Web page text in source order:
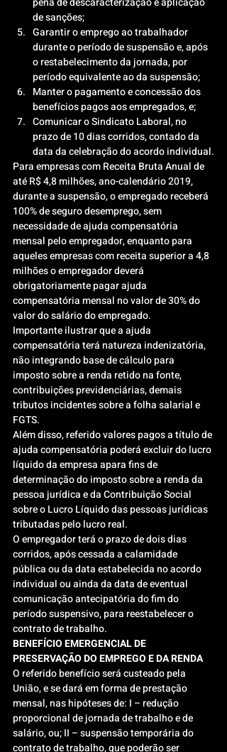
de sanções;
Garantir o emprego ao trabalhador
durante o período de suspensão e, após
o restabelecimento da jornada, por
período equivalente ao da suspensão;
Manter o pagamento e concessão dos
benefícios pagos aos empregados, e;
Comunicar o Sindicato Laboral, no
prazo de 10 dias corridos, contado da
data da celebração do acordo individual.
Para empresas com Receita Bruta Anual de
até R$ 4,8 milhões, ano-calendário 2019,
durante a suspensão, o empregado receberá
100% de seguro desemprego, sem
necessidade de ajuda compensatória
mensal pelo empregador, enquanto para
aqueles empresas com receita superior a 4,8
milhões o empregador deverá
obrigatoriamente pagar ajuda
compensatória mensal no valor de 30% do
valor do salário do empregado.
Importante ilustrar que a ajuda
compensatória terá natureza indenizatória,
não integrando base de cálculo para
imposto sobre a renda retido na fonte,
contribuições previdenciárias, demais
tributos incidentes sobre a folha salarial e
FGTS.
Além disso, referido valores pagos a título de
ajuda compensatória poderá excluir do lucro
líquido da empresa apara fins de
determinação do imposto sobre a renda da
pessoa jurídica e da Contribuição Social
sobre o Lucro Líquido das pessoas jurídicas
tributadas pelo lucro real.
O empregador terá o prazo de dois dias
corridos, após cessada a calamidade
pública ou da data estabelecida no acordo
individual ou ainda da data de eventual
comunicação antecipatória do fim do
período suspensivo, para reestabelecer o
contrato de trabalho.
BENEFÍCIO EMERGENCIAL DE
PRESERVAÇÃO DO EMPREGO E DA RENDA
O referido benefício será custeado pela
União, e se dará em forma de prestação
mensal, nas hipóteses de: I – redução
proporcional de jornada de trabalho e de
salário, ou; II – suspensão temporária do
contrato de trabalho, que poderão ser